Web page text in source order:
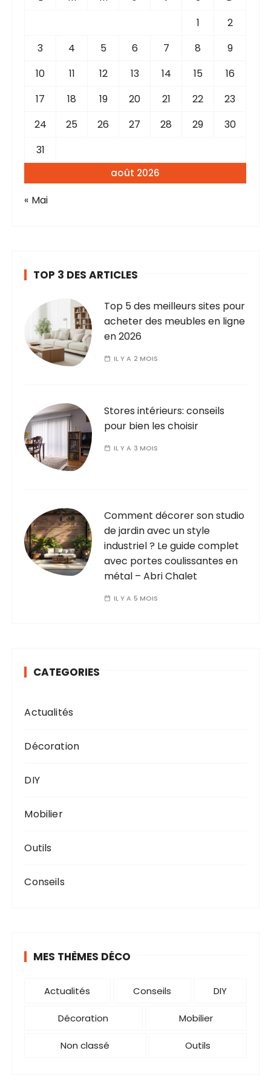
août 2026
1
2
3
4 5 6 7 8
9
10
11 12 13 14 15
16
17
18 19 20 21 22
23
24
25 26 27 28 29
30
31
« Mai
TOP 3 DES ARTICLES
Top 5 des meilleurs sites pour
acheter des meubles en ligne
en 2026
IL Y A 2 MOIS
Stores intérieurs: conseils
pour bien les choisir
IL Y A 3 MOIS
Comment décorer son studio
de jardin avec un style
industriel ? Le guide complet
avec portes coulissantes en
métal – Abri Chalet
IL Y A 5 MOIS
CATEGORIES
Actualités
Décoration
DIY
Mobilier
Outils
Conseils
MES THÈMES DÉCO
Actualités Conseils DIY
Décoration Mobilier
Non classé Outils